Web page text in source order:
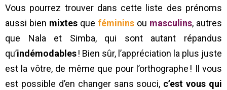
Vous pourrez trouver dans cette liste des prénoms
aussi bien mixtes que féminins ou masculins, autres
que Nala et Simba, qui sont autant répandus
qu’indémodables! Bien sûr, l’appréciation la plus juste
est la vôtre, de même que pour l’orthographe ! Il vous
est possible d’en changer sans souci, c’est vous qui